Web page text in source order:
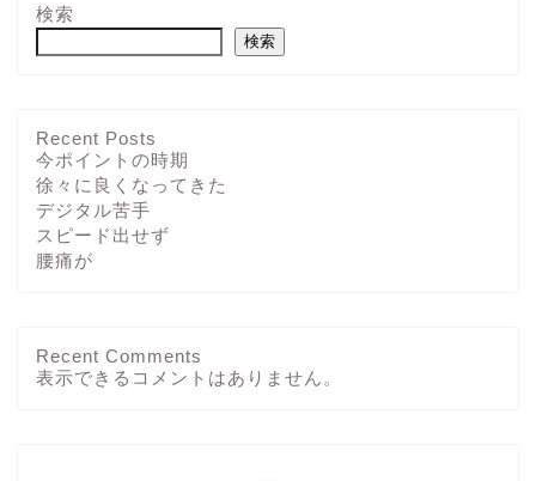
検索
検索
Recent Posts
今ポイントの時期
徐々に良くなってきた
デジタル苦手
スピード出せず
腰痛が
Recent Comments
表示できるコメントはありません。